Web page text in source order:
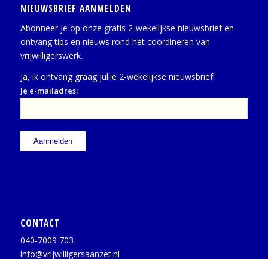
NIEUWSBRIEF AANMELDEN
Abonneer je op onze gratis 2-wekelijkse nieuwsbrief en
ontvang tips en nieuws rond het coördineren van
vrijwilligerswerk.
Ja, ik ontvang graag jullie 2-wekelijkse nieuwsbrief!
Je e-mailadres:
CONTACT
040-7009 703
info@vrijwilligersaanzet.nl